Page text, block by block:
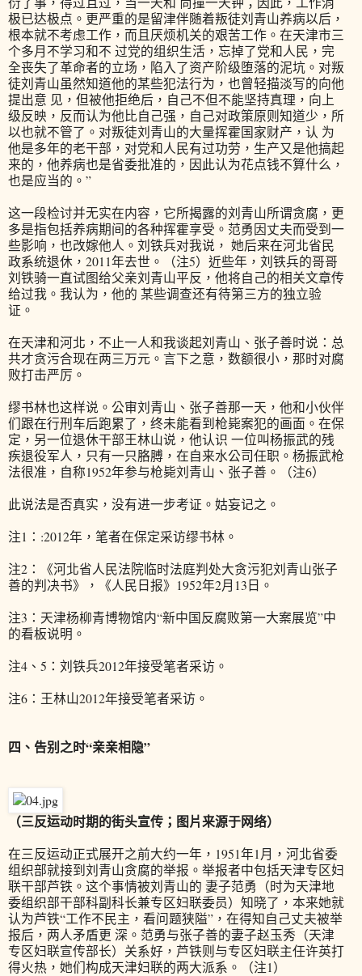
极已达极点。更严重的是留津伴随着叛徒刘青山养病以后，
根本就不考虑工作，而且厌烦机关的艰苦工作。在天津市三
个多月不学习和不 过党的组织生活，忘掉了党和人民，完
全丧失了革命者的立场，陷入了资产阶级堕落的泥坑。对叛
徒刘青山虽然知道他的某些犯法行为，也曾轻描淡写的向他
提出意 见，但被他拒绝后，自己不但不能坚持真理，向上
级反映，反而认为他比自己强，自己对政策原则知道少，所
以也就不管了。对叛徒刘青山的大量挥霍国家财产，认 为
他是多年的老干部，对党和人民有过功劳，生产又是他搞起
来的，他养病也是省委批准的，因此认为花点钱不算什么，
也是应当的。”
这一段检讨并无实在内容，它所揭露的刘青山所谓贪腐，更
多是指包括养病期间的各种挥霍享受。范勇因丈夫而受到一
些影响，也改嫁他人。刘铁兵对我说， 她后来在河北省民
政系统退休，2011年去世。（注5）近些年，刘铁兵的哥哥
刘铁骑一直试图给父亲刘青山平反，他将自己的相关文章传
给过我。我认为，他的 某些调查还有待第三方的独立验
证。
在天津和河北，不止一人和我谈起刘青山、张子善时说：总
共才贪污合现在两三万元。言下之意，数额很小，那时对腐
败打击严厉。
缪书林也这样说。公审刘青山、张子善那一天，他和小伙伴
们跟在行刑车后跑累了，终未能看到枪毙案犯的画面。在保
定，另一位退休干部王林山说，他认识 一位叫杨振武的残
疾退役军人，只有一只胳膊，在自来水公司任职。杨振武枪
法很准，自称1952年参与枪毙刘青山、张子善。（注6）
此说法是否真实，没有进一步考证。姑妄记之。
注1：:2012年，笔者在保定采访缪书林。
注2：《河北省人民法院临时法庭判处大贪污犯刘青山张子
善的判决书》，《人民日报》1952年2月13日。
注3：天津杨柳青博物馆内“新中国反腐败第一大案展览”中
的看板说明。
注4、5：刘铁兵2012年接受笔者采访。
注6：王林山2012年接受笔者采访。
四、告别之时“亲亲相隐”
（三反运动时期的街头宣传；图片来源于网络）
在三反运动正式展开之前大约一年，1951年1月，河北省委
组织部就接到刘青山贪腐的举报。举报者中包括天津专区妇
联干部芦铁。这个事情被刘青山的 妻子范勇（时为天津地
委组织部干部科副科长兼专区妇联委员）知晓了，本来她就
认为芦铁“工作不民主，看问题狭隘”，在得知自己丈夫被举
报后，两人矛盾更 深。范勇与张子善的妻子赵玉秀（天津
专区妇联宣传部长）关系好，芦铁则与专区妇联主任许英打
得火热，她们构成天津妇联的两大派系。（注1）